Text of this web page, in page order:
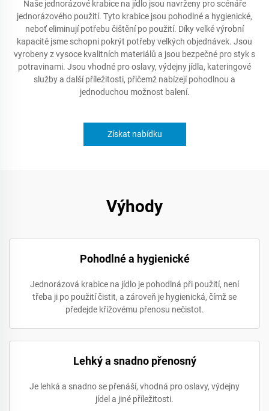
Naše jednorázové krabice na jídlo jsou navrženy pro scénáře
jednorázového použití. Tyto krabice jsou pohodlné a hygienické,
neboť eliminují potřebu čištění po použití. Díky velké výrobní
kapacitě jsme schopni pokrýt potřeby velkých objednávek. Jsou
vyrobeny z vysoce kvalitních materiálů a jsou bezpečné pro styk s
potravinami. Jsou vhodné pro oslavy, výdejny jídla, kateringové
služby a další příležitosti, přičemž nabízejí pohodlnou a
jednoduchou možnost balení.
Získat nabídku
Výhody
Pohodlné a hygienické
Jednorázová krabice na jídlo je pohodlná při použití, není
třeba ji po použití čistit, a zároveň je hygienická, čímž se
předejde křížovému přenosu nečistot.
Lehký a snadno přenosný
Je lehká a snadno se přenáší, vhodná pro oslavy, výdejny
jídel a jiné příležitosti.